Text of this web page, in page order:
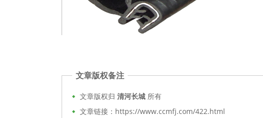
文章版权备注
文章版权归 清河长城 所有
文章链接：https://www.ccmfj.com/422.html